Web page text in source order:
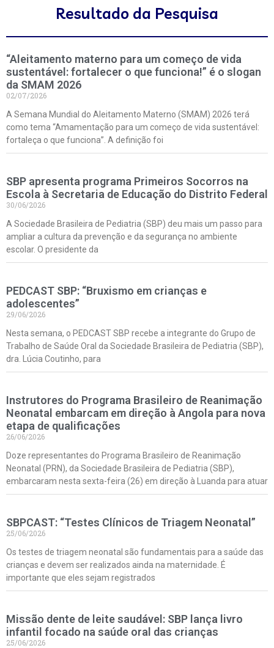
Resultado da Pesquisa
“Aleitamento materno para um começo de vida
sustentável: fortalecer o que funciona!” é o slogan
da SMAM 2026
02/07/2026
A Semana Mundial do Aleitamento Materno (SMAM) 2026 terá
como tema “Amamentação para um começo de vida sustentável:
fortaleça o que funciona”. A definição foi
SBP apresenta programa Primeiros Socorros na
Escola à Secretaria de Educação do Distrito Federal
30/06/2026
A Sociedade Brasileira de Pediatria (SBP) deu mais um passo para
ampliar a cultura da prevenção e da segurança no ambiente
escolar. O presidente da
PEDCAST SBP: “Bruxismo em crianças e
adolescentes”
29/06/2026
Nesta semana, o PEDCAST SBP recebe a integrante do Grupo de
Trabalho de Saúde Oral da Sociedade Brasileira de Pediatria (SBP),
dra. Lúcia Coutinho, para
Instrutores do Programa Brasileiro de Reanimação
Neonatal embarcam em direção à Angola para nova
etapa de qualificações
26/06/2026
Doze representantes do Programa Brasileiro de Reanimação
Neonatal (PRN), da Sociedade Brasileira de Pediatria (SBP),
embarcaram nesta sexta-feira (26) em direção à Luanda para atuar
SBPCAST: “Testes Clínicos de Triagem Neonatal”
25/06/2026
Os testes de triagem neonatal são fundamentais para a saúde das
crianças e devem ser realizados ainda na maternidade. É
importante que eles sejam registrados
Missão dente de leite saudável: SBP lança livro
infantil focado na saúde oral das crianças
25/06/2026